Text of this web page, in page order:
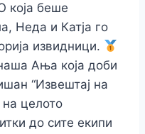
која беше
Неда и Катја го
извидници.
Ања која доби
“Извештај на
целото
до сите екипи